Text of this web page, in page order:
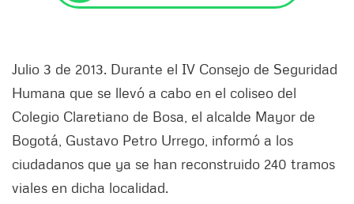
Julio 3 de 2013. Durante el IV Consejo de Seguridad
Humana que se llevó a cabo en el coliseo del
Colegio Claretiano de Bosa, el alcalde Mayor de
Bogotá, Gustavo Petro Urrego, informó a los
ciudadanos que ya se han reconstruido 240 tramos
viales en dicha localidad.